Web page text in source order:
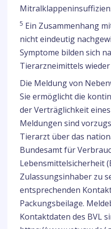
5 Ein Zusammenhang
nicht eindeutig
Symptome bilden sich
Tierarzneimittels
Die Meldung von
Sie ermöglicht die
der Verträglichkeit
Meldungen sind
Tierarzt über das
Bundesamt für
Lebensmittelsicherheit
Zulassungsinhaber zu
entsprechenden
Packungsbeilage.
Kontaktdaten des BVL